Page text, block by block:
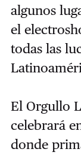
algunos
el
todas las
El Orgullo
celebrará
donde